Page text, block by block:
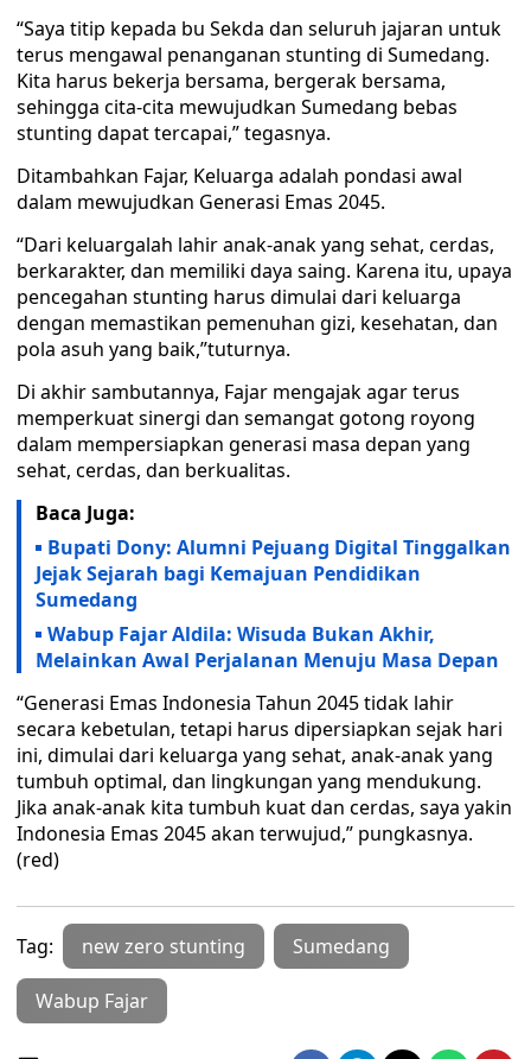
“Saya titip kepada bu Sekda dan seluruh jajaran untuk
terus mengawal penanganan stunting di Sumedang.
Kita harus bekerja bersama, bergerak bersama,
sehingga cita-cita mewujudkan Sumedang bebas
stunting dapat tercapai,” tegasnya.
Ditambahkan Fajar, Keluarga adalah pondasi awal
dalam mewujudkan Generasi Emas 2045.
“Dari keluargalah lahir anak-anak yang sehat, cerdas,
berkarakter, dan memiliki daya saing. Karena itu, upaya
pencegahan stunting harus dimulai dari keluarga
dengan memastikan pemenuhan gizi, kesehatan, dan
pola asuh yang baik,”tuturnya.
Di akhir sambutannya, Fajar mengajak agar terus
memperkuat sinergi dan semangat gotong royong
dalam mempersiapkan generasi masa depan yang
sehat, cerdas, dan berkualitas.
Baca Juga:
Bupati Dony: Alumni Pejuang Digital Tinggalkan
Jejak Sejarah bagi Kemajuan Pendidikan
Sumedang
Wabup Fajar Aldila: Wisuda Bukan Akhir,
Melainkan Awal Perjalanan Menuju Masa Depan
“Generasi Emas Indonesia Tahun 2045 tidak lahir
secara kebetulan, tetapi harus dipersiapkan sejak hari
ini, dimulai dari keluarga yang sehat, anak-anak yang
tumbuh optimal, dan lingkungan yang mendukung.
Jika anak-anak kita tumbuh kuat dan cerdas, saya yakin
Indonesia Emas 2045 akan terwujud,” pungkasnya.
(red)
Tag: new zero stunting Sumedang
Wabup Fajar